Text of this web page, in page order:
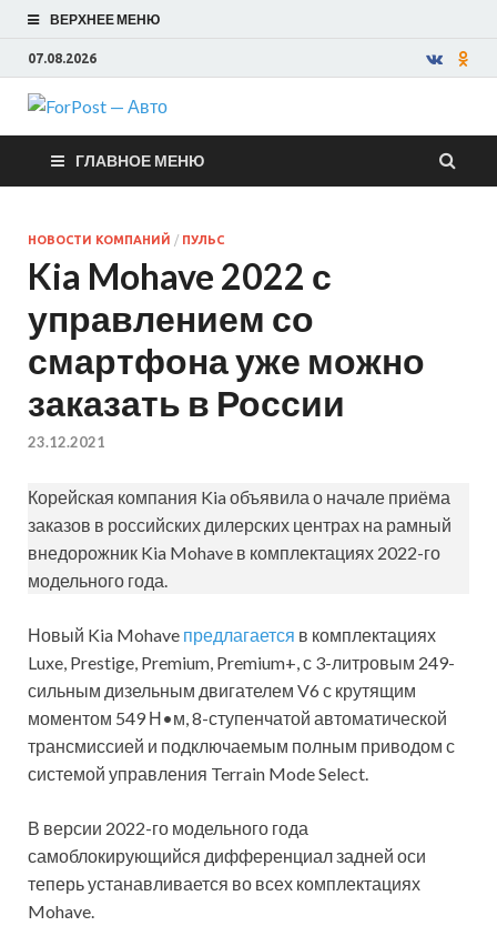
ВЕРХНЕЕ МЕНЮ
07.08.2026
ForPost —
Авто
ГЛАВНОЕ МЕНЮ
НОВОСТИ КОМПАНИЙ / ПУЛЬС
Kia Mohave 2022 с
управлением со
смартфона уже можно
заказать в России
23.12.2021
Корейская компания Kia объявила о начале приёма
заказов в российских дилерских центрах на рамный
внедорожник Kia Mohave в комплектациях 2022-го
модельного года.
Новый Kia Mohave предлагается в комплектациях
Luxe, Prestige, Premium, Premium+, с 3-литровым 249-
сильным дизельным двигателем V6 с крутящим
моментом 549 Н•м, 8-ступенчатой автоматической
трансмиссией и подключаемым полным приводом с
системой управления Terrain Mode Select.
В версии 2022-го модельного года
самоблокирующийся дифференциал задней оси
теперь устанавливается во всех комплектациях
Mohave.